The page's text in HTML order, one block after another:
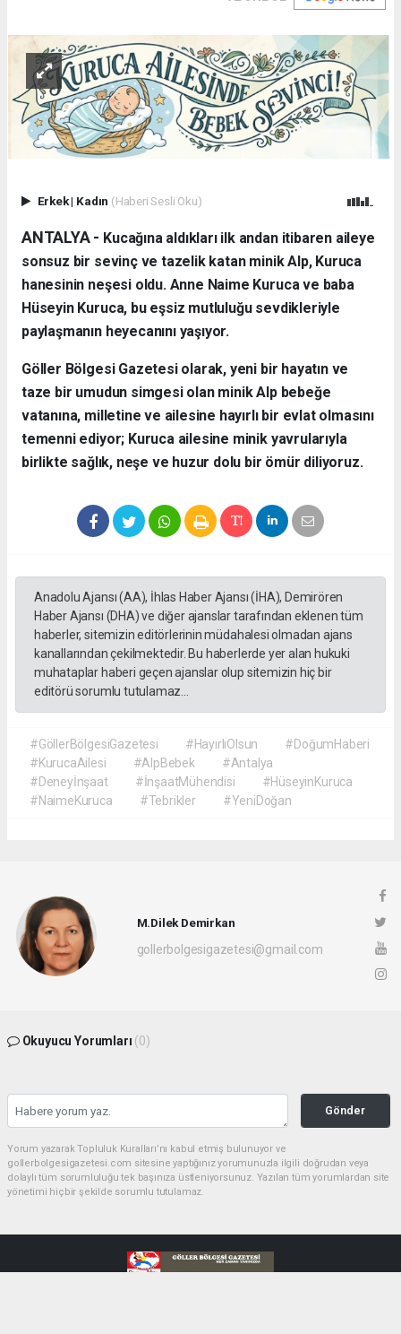
Erkek| Kadın (Haberi Sesli Oku)
ANTALYA - ​ Kucağına aldıkları ilk andan itibaren aileye
sonsuz bir sevinç ve tazelik katan minik Alp, Kuruca
hanesinin neşesi oldu. Anne Naime Kuruca ve baba
Hüseyin Kuruca, bu eşsiz mutluluğu sevdikleriyle
paylaşmanın heyecanını yaşıyor.
​Göller Bölgesi Gazetesi olarak, yeni bir hayatın ve
taze bir umudun simgesi olan minik Alp bebeğe
vatanına, milletine ve ailesine hayırlı bir evlat olmasını
temenni ediyor; Kuruca ailesine minik yavrularıyla
birlikte sağlık, neşe ve huzur dolu bir ömür diliyoruz.
Anadolu Ajansı (AA), İhlas Haber Ajansı (İHA), Demirören
Haber Ajansı (DHA) ve diğer ajanslar tarafından eklenen tüm
haberler, sitemizin editörlerinin müdahalesi olmadan ajans
kanallarından çekilmektedir. Bu haberlerde yer alan hukuki
muhataplar haberi geçen ajanslar olup sitemizin hiç bir
editörü sorumlu tutulamaz...
#GöllerBölgesiGazetesi #HayırlıOlsun
#DoğumHaberi
#KurucaAilesi
#AlpBebek
#Antalya
#Deneyİnşaat
#İnşaatMühendisi
#HüseyinKuruca
#NaimeKuruca
#Tebrikler #YeniDoğan
M.Dilek Demirkan
gollerbolgesigazetesi@gmail.com
Okuyucu Yorumları (0)
Gönder
Yorum yazarak Topluluk Kuralları’nı kabul etmiş bulunuyor ve
gollerbolgesigazetesi.com sitesine yaptığınız yorumunuzla ilgili doğrudan veya
dolaylı tüm sorumluluğu tek başınıza üstleniyorsunuz. Yazılan tüm yorumlardan site
yönetimi hiçbir şekilde sorumlu tutulamaz.